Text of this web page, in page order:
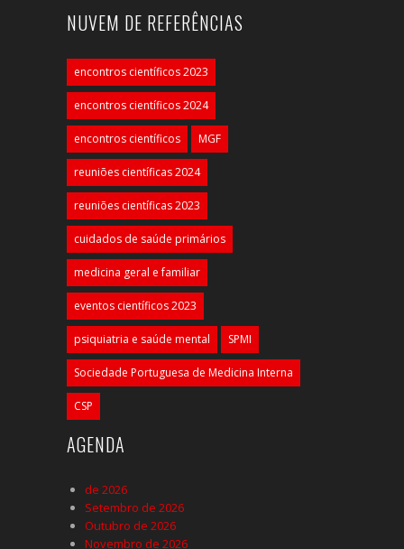
NUVEM DE REFERÊNCIAS
encontros científicos 2023
encontros científicos 2024
encontros científicos MGF
reuniões científicas 2024
reuniões científicas 2023
cuidados de saúde primários
medicina geral e familiar
eventos científicos 2023
psiquiatria e saúde mental SPMI
Sociedade Portuguesa de Medicina Interna
CSP
AGENDA
de 2026
Setembro de 2026
Outubro de 2026
Novembro de 2026